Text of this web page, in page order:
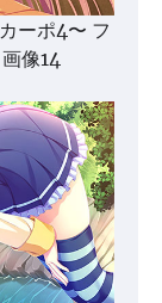
ーポ4〜 フ
像14